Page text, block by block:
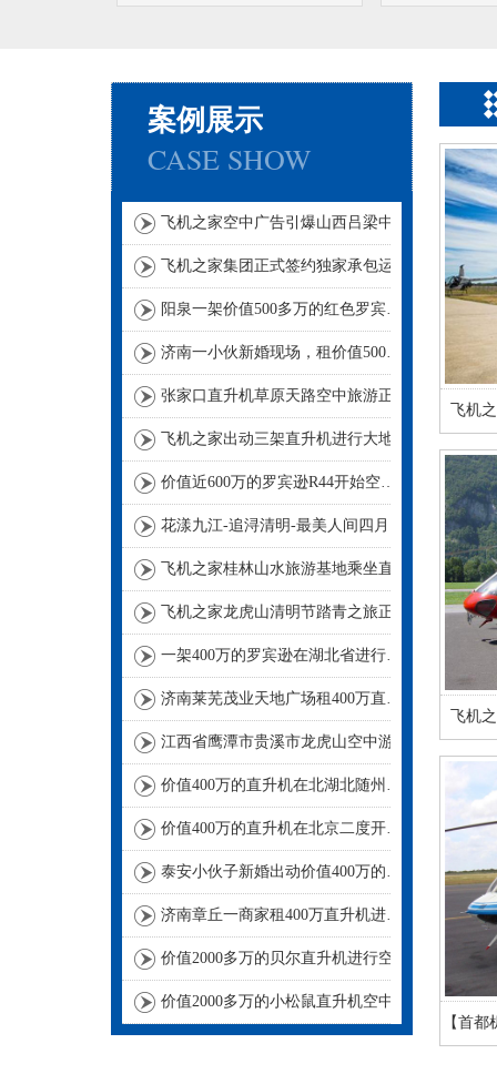
案例展示
CASE SHOW
阳泉一架价值500多万的红色罗宾逊直升机开展静展活动
济南一小伙新婚现场，租价值500多万的直升机助阵
价值近600万的罗宾逊R44开始空中飞播造林
一架400万的罗宾逊在湖北省进行空中巡查
济南莱芜茂业天地广场租400万直升机进行商业庆典
江西省鹰潭市贵溪市龙虎山空中游览
价值400万的直升机在北湖北随州进行空中航测
价值400万的直升机在北京二度开展空中巡检
泰安小伙子新婚出动价值400万的直升机助阵
济南章丘一商家租400万直升机进行空中飞行
飞机
飞机
【首